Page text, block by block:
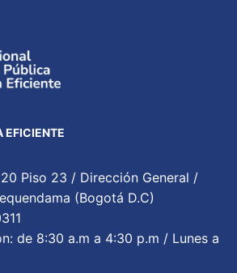
EFICIENTE
Piso 23 / Dirección General /
(Bogotá D.C)
de 8:30 a.m a 4:30 p.m / Lunes a